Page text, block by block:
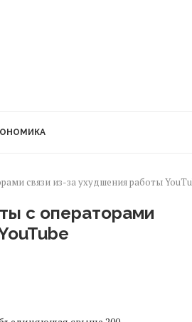
связи из-за ухудшения работы
с операторами